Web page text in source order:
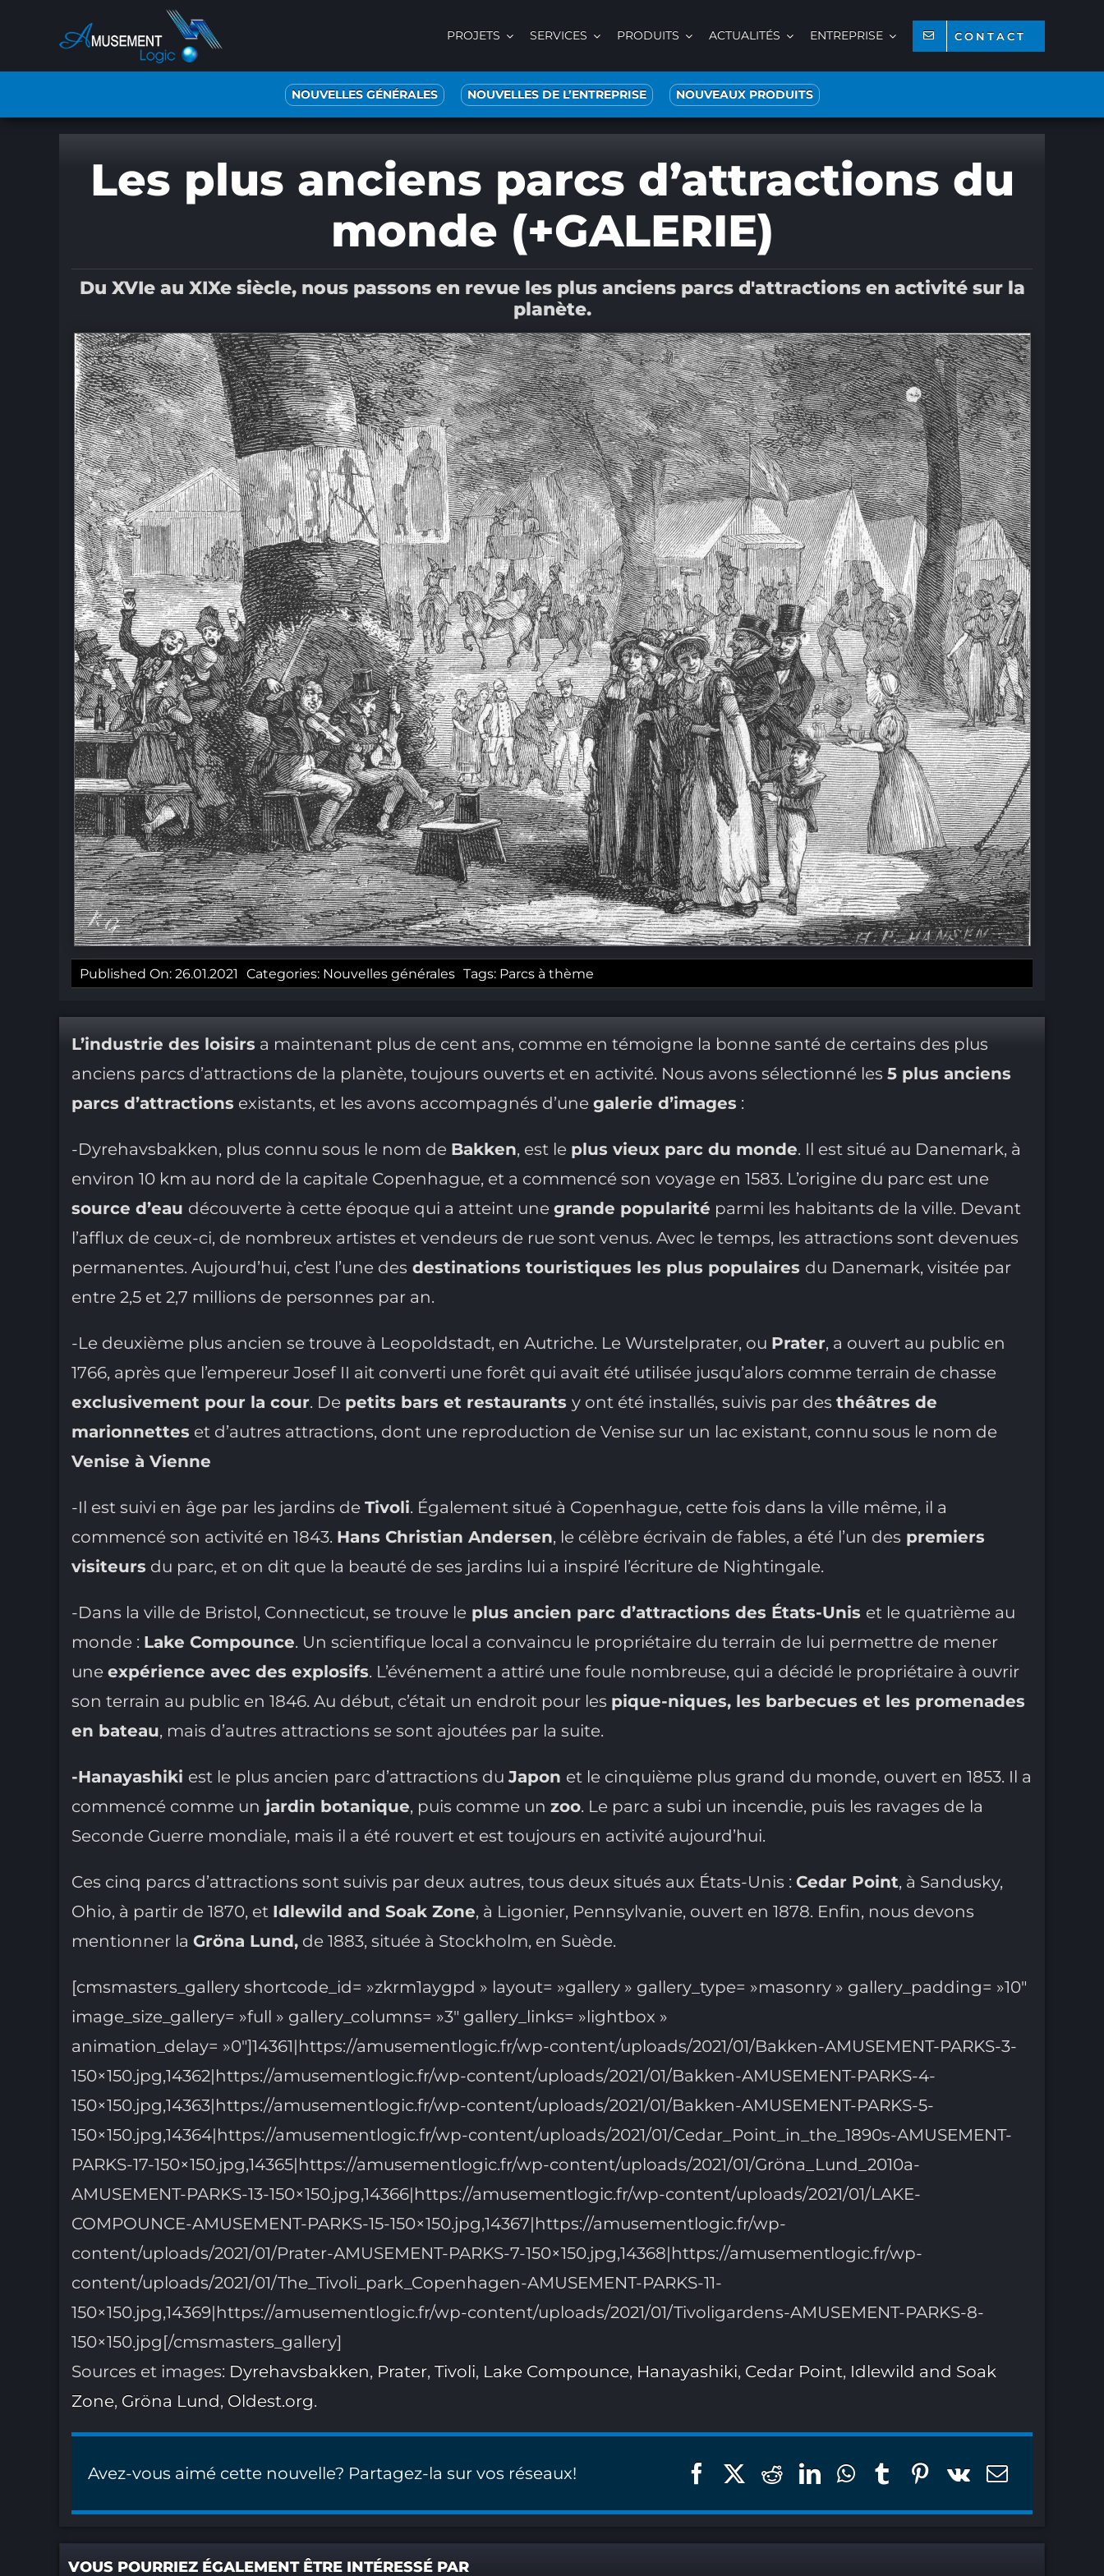
contenu
PROJETS SERVICES PRODUITS ACTUALITÉS ENTREPRISE CONTACT
NOUVELLES GÉNÉRALES NOUVELLES DE L’ENTREPRISE NOUVEAUX PRODUITS
Les plus anciens parcs d’attractions du
monde (+GALERIE)
Du XVIe au XIXe siècle, nous passons en revue les plus anciens parcs d'attractions en activité sur la
planète.
Published On: 26.01.2021 Categories: Nouvelles générales Tags: Parcs à thème
L’industrie des loisirs a maintenant plus de cent ans, comme en témoigne la bonne santé de certains des plus
anciens parcs d’attractions de la planète, toujours ouverts et en activité. Nous avons sélectionné les 5 plus anciens
parcs d’attractions existants, et les avons accompagnés d’une galerie d’images :
-Dyrehavsbakken, plus connu sous le nom de Bakken, est le plus vieux parc du monde. Il est situé au Danemark, à
environ 10 km au nord de la capitale Copenhague, et a commencé son voyage en 1583. L’origine du parc est une
source d’eau découverte à cette époque qui a atteint une grande popularité parmi les habitants de la ville. Devant
l’afflux de ceux-ci, de nombreux artistes et vendeurs de rue sont venus. Avec le temps, les attractions sont devenues
permanentes. Aujourd’hui, c’est l’une des destinations touristiques les plus populaires du Danemark, visitée par
entre 2,5 et 2,7 millions de personnes par an.
-Le deuxième plus ancien se trouve à Leopoldstadt, en Autriche. Le Wurstelprater, ou Prater, a ouvert au public en
1766, après que l’empereur Josef II ait converti une forêt qui avait été utilisée jusqu’alors comme terrain de chasse
exclusivement pour la cour. De petits bars et restaurants y ont été installés, suivis par des théâtres de
marionnettes et d’autres attractions, dont une reproduction de Venise sur un lac existant, connu sous le nom de
Venise à Vienne
-Il est suivi en âge par les jardins de Tivoli. Également situé à Copenhague, cette fois dans la ville même, il a
commencé son activité en 1843. Hans Christian Andersen, le célèbre écrivain de fables, a été l’un des premiers
visiteurs du parc, et on dit que la beauté de ses jardins lui a inspiré l’écriture de Nightingale.
-Dans la ville de Bristol, Connecticut, se trouve le plus ancien parc d’attractions des États-Unis et le quatrième au
monde : Lake Compounce. Un scientifique local a convaincu le propriétaire du terrain de lui permettre de mener
une expérience avec des explosifs. L’événement a attiré une foule nombreuse, qui a décidé le propriétaire à ouvrir
son terrain au public en 1846. Au début, c’était un endroit pour les pique-niques, les barbecues et les promenades
en bateau, mais d’autres attractions se sont ajoutées par la suite.
-Hanayashiki est le plus ancien parc d’attractions du Japon et le cinquième plus grand du monde, ouvert en 1853. Il a
commencé comme un jardin botanique, puis comme un zoo. Le parc a subi un incendie, puis les ravages de la
Seconde Guerre mondiale, mais il a été rouvert et est toujours en activité aujourd’hui.
Ces cinq parcs d’attractions sont suivis par deux autres, tous deux situés aux États-Unis : Cedar Point, à Sandusky,
Ohio, à partir de 1870, et Idlewild and Soak Zone, à Ligonier, Pennsylvanie, ouvert en 1878. Enfin, nous devons
mentionner la Gröna Lund,de 1883, située à Stockholm, en Suède.
[cmsmasters_gallery shortcode_id= »zkrm1aygpd » layout= »gallery » gallery_type= »masonry » gallery_padding= »10″
image_size_gallery= »full » gallery_columns= »3″ gallery_links= »lightbox »
animation_delay= »0″]14361|https://amusementlogic.fr/wp-content/uploads/2021/01/Bakken-AMUSEMENT-PARKS-3-
150×150.jpg,14362|https://amusementlogic.fr/wp-content/uploads/2021/01/Bakken-AMUSEMENT-PARKS-4-
150×150.jpg,14363|https://amusementlogic.fr/wp-content/uploads/2021/01/Bakken-AMUSEMENT-PARKS-5-
150×150.jpg,14364|https://amusementlogic.fr/wp-content/uploads/2021/01/Cedar_Point_in_the_1890s-AMUSEMENT-
PARKS-17-150×150.jpg,14365|https://amusementlogic.fr/wp-content/uploads/2021/01/Gröna_Lund_2010a-
AMUSEMENT-PARKS-13-150×150.jpg,14366|https://amusementlogic.fr/wp-content/uploads/2021/01/LAKE-
COMPOUNCE-AMUSEMENT-PARKS-15-150×150.jpg,14367|https://amusementlogic.fr/wp-
content/uploads/2021/01/Prater-AMUSEMENT-PARKS-7-150×150.jpg,14368|https://amusementlogic.fr/wp-
content/uploads/2021/01/The_Tivoli_park_Copenhagen-AMUSEMENT-PARKS-11-
150×150.jpg,14369|https://amusementlogic.fr/wp-content/uploads/2021/01/Tivoligardens-AMUSEMENT-PARKS-8-
150×150.jpg[/cmsmasters_gallery]
Sources et images: Dyrehavsbakken, Prater, Tivoli, Lake Compounce, Hanayashiki, Cedar Point, Idlewild and Soak
Zone, Gröna Lund, Oldest.org.
Avez-vous aimé cette nouvelle? Partagez-la sur vos réseaux!
VOUS POURRIEZ ÉGALEMENT ÊTRE INTÉRESSÉ PAR